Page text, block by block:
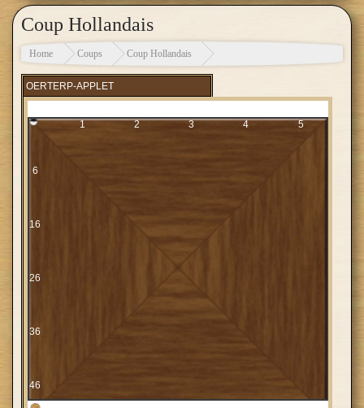
zaterdag 30 januari 2027
DEZ Laren
tegen DIOS-DVOIJ CT, NC 2C,
ronde 8
zaterdag 20 februari 2027
ronde 9
Coup Hollandais
Home Coups Coup Hollandais
OERTERP-APPLET
1 2 3 4 5
6
16
26
36
46